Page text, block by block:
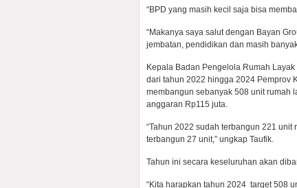
“BPD yang masih kecil saja bisa
“Makanya saya salut dengan Bayan
jembatan, pendidikan dan masih
Kepala Badan Pengelola Rumah
dari tahun 2022 hingga 2024 Pemprov
membangun sebanyak 508 unit rumah
anggaran Rp115 juta.
“Tahun 2022 sudah terbangun 221
terbangun 27 unit,” ungkap Taufik.
Tahun ini secara keseluruhan akan
“Kita harapkan tahun 2024 target 508